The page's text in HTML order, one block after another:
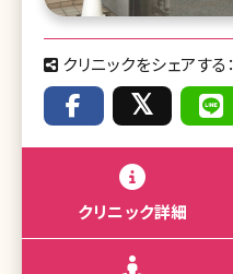
クリニックをシェアする：
クリニック詳細